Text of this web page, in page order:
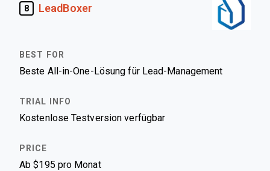
8 LeadBoxer
Beste All-in-One-Lösung für Lead-Management
Kostenlose Testversion verfügbar
Ab $195 pro Monat